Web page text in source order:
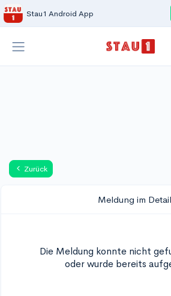
Stau1 Android App
Zurück
Meldung im Detail
Die Meldung konnte nicht
oder wurde bereits